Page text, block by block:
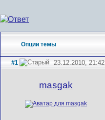
Опции темы
#1 23.12.2010, 21:42
masgak